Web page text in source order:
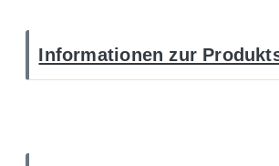
Informationen zur